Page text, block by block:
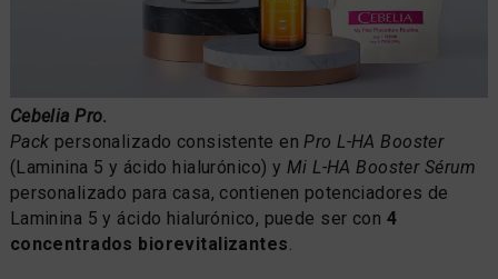
Cebelia Pro.
Pack personalizado consistente enPro L-HA Booster
(Laminina 5 y ácido hialurónico) y Mi L-HA Booster Sérum
personalizado para casa, contienen potenciadores de
Laminina 5 y ácido hialurónico, puede ser con 4
concentrados biorevitalizantes.